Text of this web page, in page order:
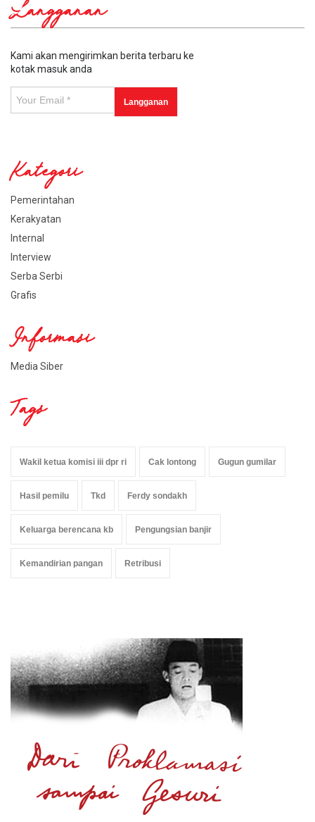
Langganan
Kami akan mengirimkan berita terbaru ke
kotak masuk anda
Kategori
Pemerintahan
Kerakyatan
Internal
Interview
Serba Serbi
Grafis
Informasi
Media Siber
Tags
Wakil ketua komisi iii dpr ri Cak lontong Gugun gumilar
Hasil pemilu Tkd Ferdy sondakh
Keluarga berencana kb Pengungsian banjir
Kemandirian pangan Retribusi